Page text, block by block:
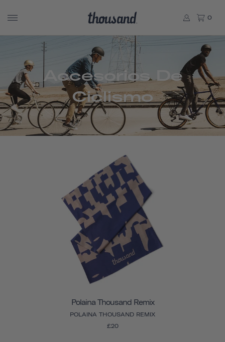
0
Accesorios De
Ciclismo
Polaina Thousand Remix
POLAINA THOUSAND REMIX
£20